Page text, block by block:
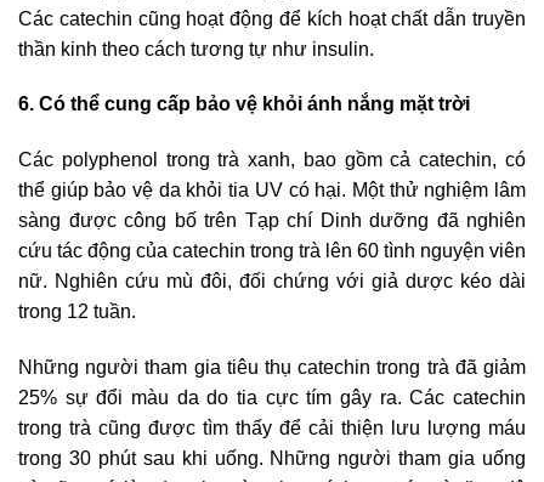
Các catechin cũng hoạt động để kích hoạt chất dẫn truyền
thần kinh theo cách tương tự như insulin.
6. Có thể cung cấp bảo vệ khỏi ánh nắng mặt trời
Các polyphenol trong trà xanh, bao gồm cả catechin, có
thể giúp bảo vệ da khỏi tia UV có hại. Một thử nghiệm lâm
sàng được công bố trên Tạp chí Dinh dưỡng đã nghiên
cứu tác động của catechin trong trà lên 60 tình nguyện viên
nữ. Nghiên cứu mù đôi, đối chứng với giả dược kéo dài
trong 12 tuần.
Những người tham gia tiêu thụ catechin trong trà đã giảm
25% sự đổi màu da do tia cực tím gây ra. Các catechin
trong trà cũng được tìm thấy để cải thiện lưu lượng máu
trong 30 phút sau khi uống. Những người tham gia uống